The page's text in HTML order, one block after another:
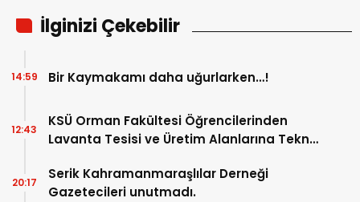
İlginizi Çekebilir
Bir Kaymakamı daha uğurlarken…!
14:59
KSÜ Orman Fakültesi Öğrencilerinden
Lavanta Tesisi ve Üretim Alanlarına Teknik
12:43
Serik Kahramanmaraşlılar Derneği
Gazetecileri unutmadı.
20:17